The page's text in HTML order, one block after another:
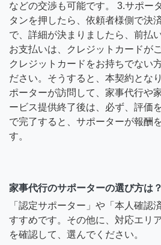
などの交渉も可能です。 3.サポー
タンを押したら、依頼者様側で決
で、詳細が決まりましたら、前払
お支払いは、クレジットカードが
クレジットカードをお持ちでない
ださい。そうすると、本契約とな
ポーターが訪問して、家事代行や
ービス提供終了後は、必ず、評価
で完了すると、サポーターが報酬
す。
家事代行のサポーターの選び方は？
「認定サポーター」や「本人確認
すすめです。その他に、対応エリ
を確認して、選んでください。